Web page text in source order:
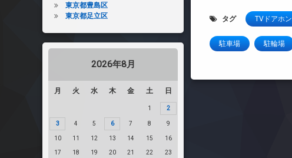
タグ TVドアホン
駐車場 駐輪場
東京都豊島区
東京都足立区
2026年8月
月 火 水 木 金 土 日
1 2
3 4 5 6 7 8 9
10 11 12 13 14 15 16
17 18 19 20 21 22 23